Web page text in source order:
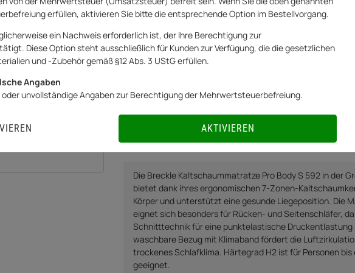
Art.Nr.:20263081AR
192,90 €
inkl. 19% USt.Versandkostenfreie Lieferung
IN
Knapper LagerbestandLieferzeit:1 - 2 Werktage(DE -
Die Breckle Kaltschaummatratze Pro Body S 592 in der
bietet dank ihres ergonomischen 7-Zonen-
Körper und unterstützt eine gesunde Liegeposition. Die
eignet sich besonders für Rücken- und Seitenschläfer,
Schnitttechnik für eine punktelastische Druckentlastung
waschbare Bezug mit Klimaband fördert die
trockenes Schlafklima. Härtegrad H2 ist für Personen
geeignet.
erfüllen, aktivieren Sie bitte die entsprechende Option im Bestellvorgang.
ein Nachweis erforderlich ist, der Ihre Berechtigung zur
Diese Option steht ausschließlich für Kunden zur Verfügung, die die gesetzlichen
und -Zubehör gemäß §12 Abs. 3 UStG erfüllen.
Angaben
unvollständige Angaben zur Berechtigung der Mehrwertsteuerbefreiung.
AKTIVIEREN